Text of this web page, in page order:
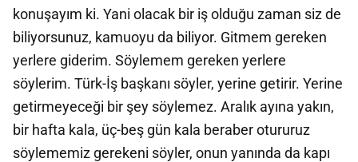
konuşayım ki. Yani olacak bir iş olduğu zaman siz de
biliyorsunuz, kamuoyu da biliyor. Gitmem gereken
yerlere giderim. Söylemem gereken yerlere
söylerim. Türk-İş başkanı söyler, yerine getirir. Yerine
getirmeyeceği bir şey söylemez. Aralık ayına yakın,
bir hafta kala, üç-beş gün kala beraber otururuz
söylememiz gerekeni söyler, onun yanında da kapı